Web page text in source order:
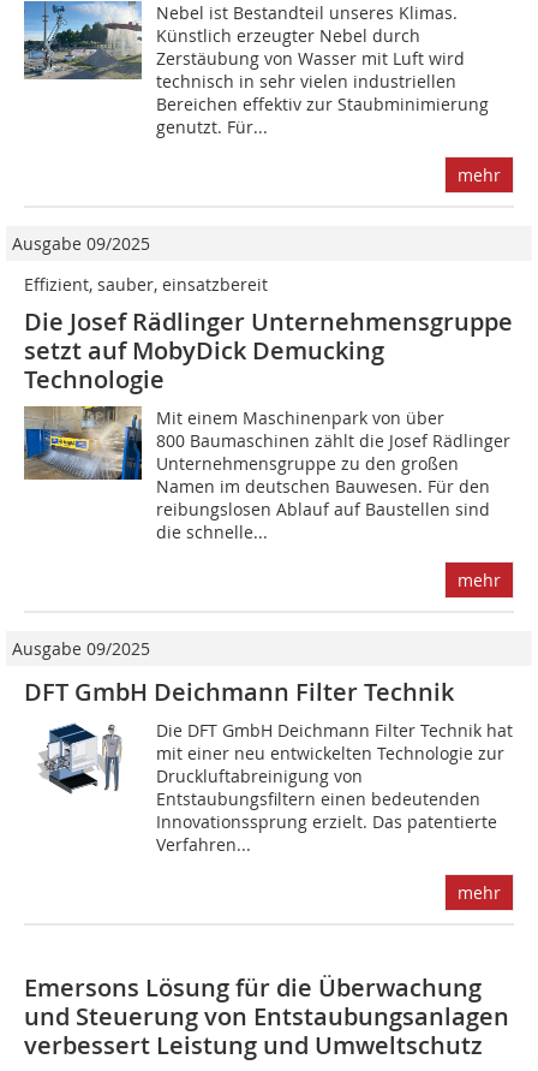
Nebel ist Bestandteil unseres Klimas.
Künstlich erzeugter Nebel durch
Zerstäubung von Wasser mit Luft wird
technisch in sehr vielen industriellen
Bereichen effektiv zur Staubminimierung
genutzt. Für...
mehr
Ausgabe 09/2025
Effizient, sauber, einsatzbereit
Die Josef Rädlinger Unternehmensgruppe
setzt auf MobyDick Demucking
Technologie
Mit einem Maschinenpark von über
800 Baumaschinen zählt die Josef Rädlinger
Unternehmensgruppe zu den großen
Namen im deutschen Bauwesen. Für den
reibungslosen Ablauf auf Baustellen sind
die schnelle...
mehr
Ausgabe 09/2025
DFT GmbH Deichmann Filter Technik
Die DFT GmbH Deichmann Filter Technik hat
mit einer neu entwickelten Technologie zur
Druckluftabreinigung von
Entstaubungsfiltern einen bedeutenden
Innovationssprung erzielt. Das patentierte
Verfahren...
mehr
Emersons Lösung für die Überwachung
und Steuerung von Entstaubungsanlagen
verbessert Leistung und Umweltschutz